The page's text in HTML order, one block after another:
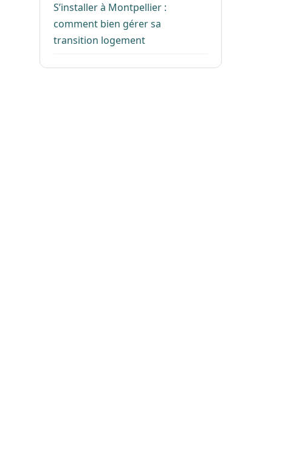
S’installer à Montpellier :
comment bien gérer sa
transition logement